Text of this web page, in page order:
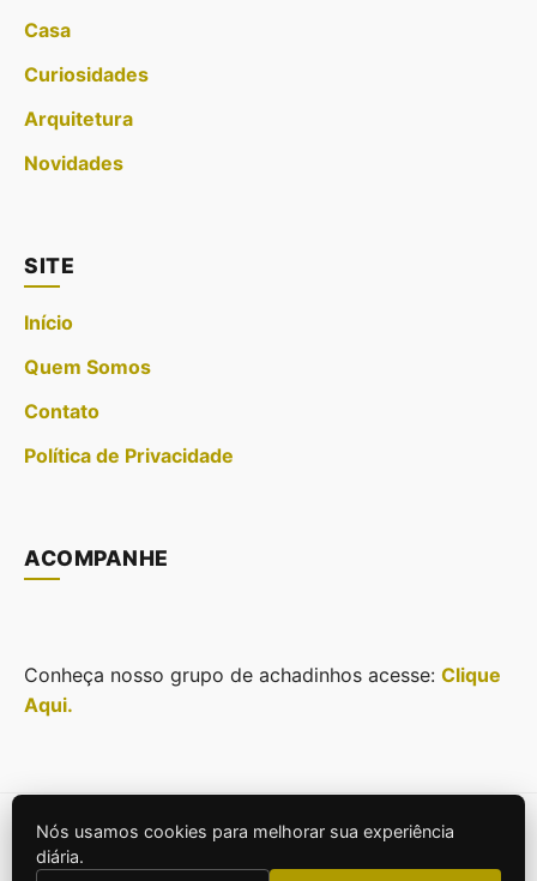
Casa
Curiosidades
Arquitetura
Novidades
SITE
Início
Quem Somos
Contato
Política de Privacidade
ACOMPANHE
Conheça nosso grupo de achadinhos acesse: Clique
Aqui.
© 2026Casa Projeto e Estilo. Todos os direitos
reservados.
Nós usamos cookies para melhorar sua experiência
diária.